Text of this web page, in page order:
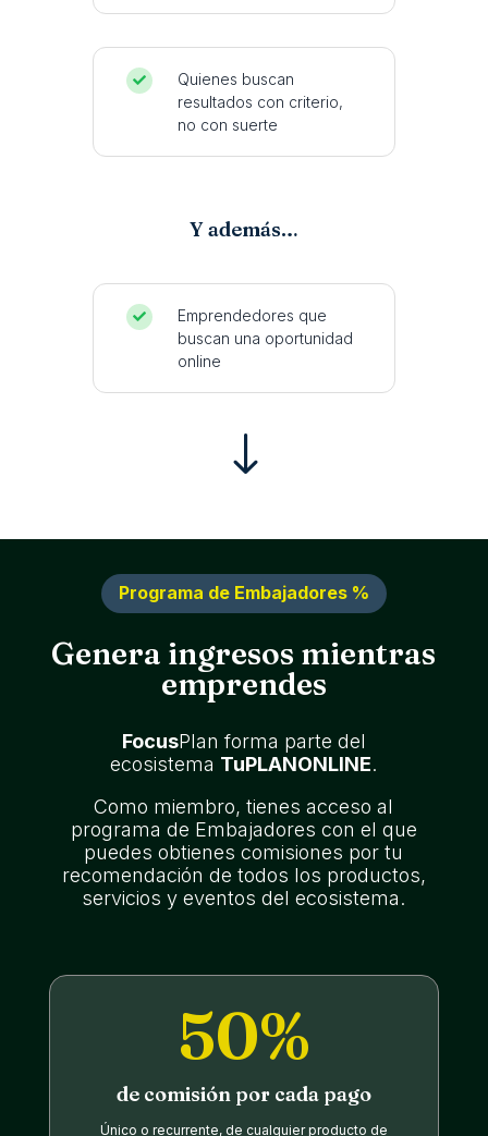

Quienes buscan
resultados con criterio,
no con suerte
Y además…

Emprendedores que
buscan una oportunidad
online
"
Programa de Embajadores %
Genera ingresos mientras
emprendes
FocusPlan forma parte del
ecosistema TuPLANONLINE.
Como miembro, tienes acceso al
programa de Embajadores con el que
puedes obtienes comisiones por tu
recomendación de todos los productos,
servicios y eventos del ecosistema.
50%
de comisión por cada pago
Único o recurrente, de cualquier producto de